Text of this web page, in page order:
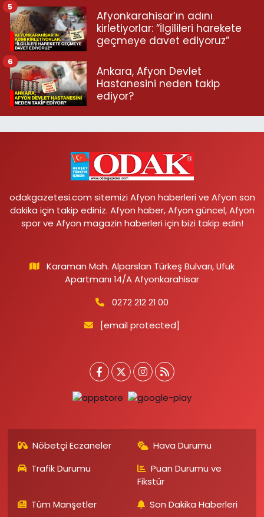
Afyonkarahisar’ın adını
kirletiyorlar: “İlgilileri harekete
geçmeye davet ediyoruz”
5
Ankara, Afyon Devlet
Hastanesini neden takip
ediyor?
6
odakgazetesi.com sitemizi Afyon haberleri ve Afyon son
dakika için takip ediniz. Afyon haber, Afyon güncel, Afyon
spor ve Afyon magazin haberleri için bizi takip edin!
Karaman Mah. Alparslan Türkeş Bulvarı, Ufuk
Apartmanı 14/A Afyonkarahisar
0272 212 21 00
[email protected]
Nöbetçi Eczaneler
Hava Durumu
Trafik Durumu
Puan Durumu ve
Fikstür
Tüm Manşetler
Son Dakika Haberleri